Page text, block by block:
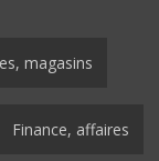
magasins
Finance, affaires